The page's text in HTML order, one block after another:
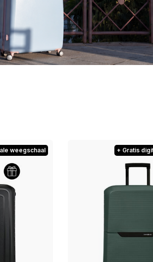
weegschaal + Gratis